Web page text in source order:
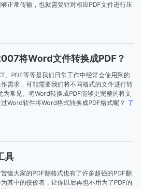
正常传输，也就需要针对相应PDF文件进行压
将Word文件转换成PDF？
、PDF等等是我们日常工作中经常会使用到的
需求，可能需要我们将不同格式的文件进行转
为常见。将Word转换成PDF能够更完整的将文
Word软件将Word格式转换成PDF格式呢？ 了
具
恼大家的PDF翻格式也有了许多超强的PDF翻
其中的佼佼者，让你以后再也不用为了PDF的